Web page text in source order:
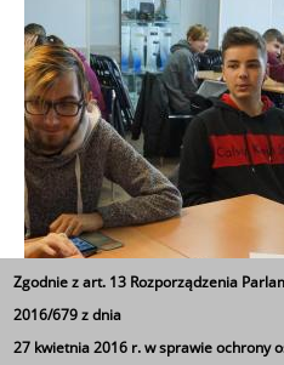
Zgodnie z art. 13 Rozporządzenia
2016/679 z dnia
27 kwietnia 2016 r. w sprawie ochrony